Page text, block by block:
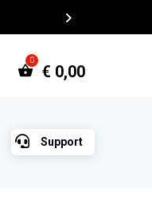
€ 0,00
 Support